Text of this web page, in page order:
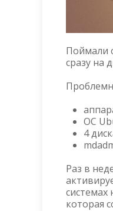
Поймали
сразу на
ОС
4
Раз в
которая